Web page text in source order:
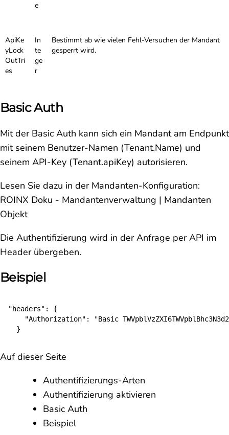
e
ApiKe
yLock
OutTri
es
In
te
ge
r
Bestimmt ab wie vielen Fehl-Versuchen der Mandant
gesperrt wird.
Basic Auth
Mit der Basic Auth kann sich ein Mandant am Endpunkt
mit seinem Benutzer-Namen (Tenant.Name) und
seinem API-Key (Tenant.apiKey) autorisieren.
Lesen Sie dazu in der Mandanten-Konfiguration:
ROINX Doku - Mandantenverwaltung | Mandanten
Objekt
Die Authentifizierung wird in der Anfrage per API im
Header übergeben.
Beispiel
"headers": {
"Authorization": "Basic
  }
Auf dieser Seite
Authentifizierungs-Arten
Authentifizierung aktivieren
Basic Auth
Beispiel